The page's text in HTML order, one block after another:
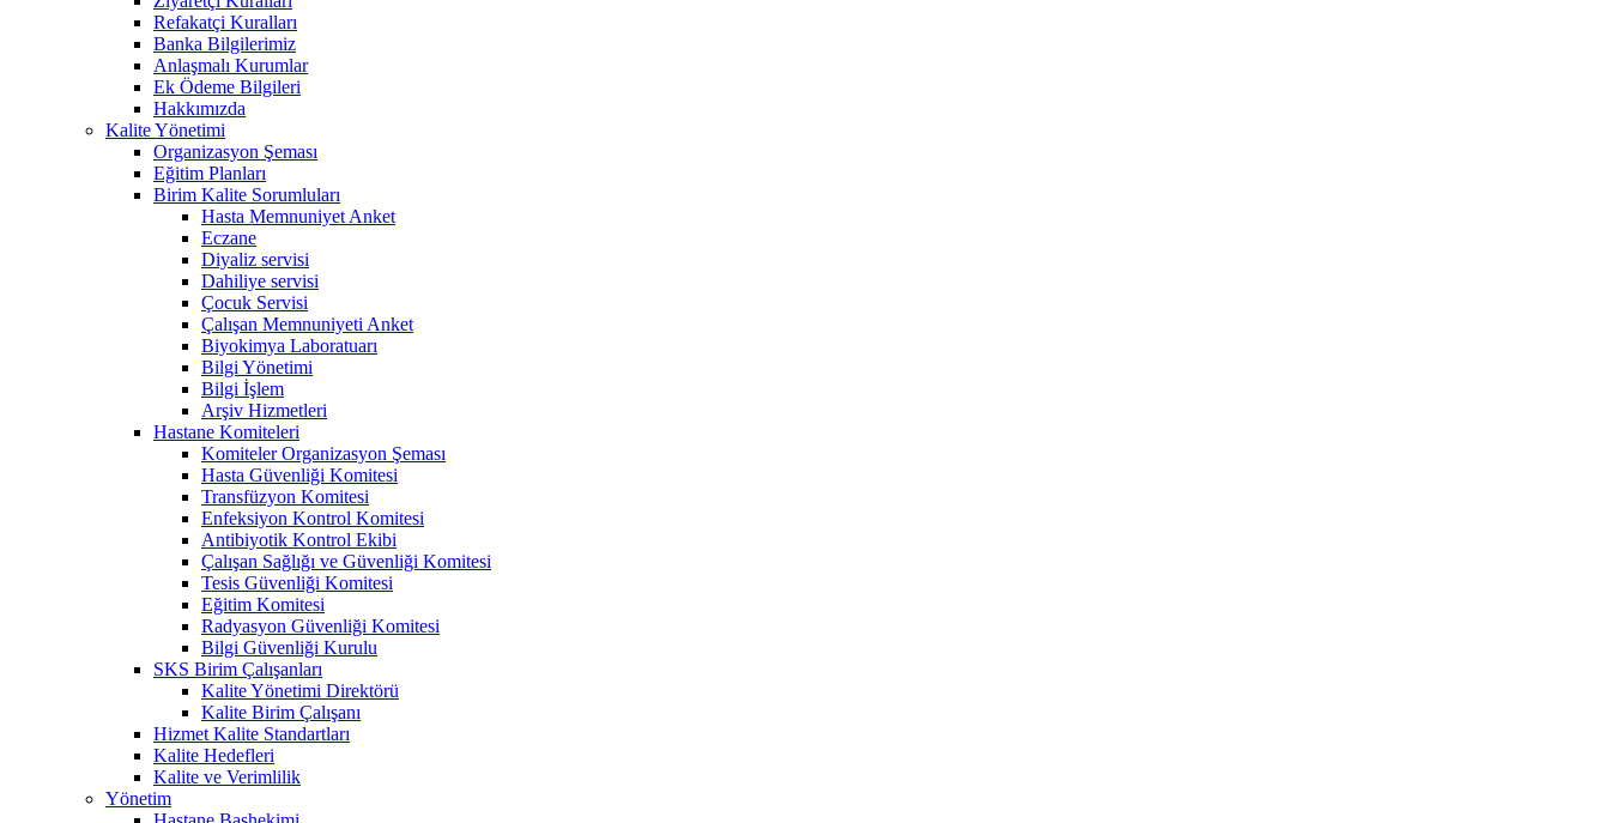
Refakatçi Kuralları
Banka Bilgilerimiz
Anlaşmalı Kurumlar
Ek Ödeme Bilgileri
Hakkımızda
Kalite Yönetimi
Organizasyon Şeması
Eğitim Planları
Birim Kalite Sorumluları
Hasta Memnuniyet Anket
Eczane
Diyaliz servisi
Dahiliye servisi
Çocuk Servisi
Çalışan Memnuniyeti Anket
Biyokimya Laboratuarı
Bilgi Yönetimi
Bilgi İşlem
Arşiv Hizmetleri
Hastane Komiteleri
Komiteler Organizasyon Şeması
Hasta Güvenliği Komitesi
Transfüzyon Komitesi
Enfeksiyon Kontrol Komitesi
Antibiyotik Kontrol Ekibi
Çalışan Sağlığı ve Güvenliği Komitesi
Tesis Güvenliği Komitesi
Eğitim Komitesi
Radyasyon Güvenliği Komitesi
Bilgi Güvenliği Kurulu
SKS Birim Çalışanları
Kalite Yönetimi Direktörü
Kalite Birim Çalışanı
Hizmet Kalite Standartları
Kalite Hedefleri
Kalite ve Verimlilik
Yönetim